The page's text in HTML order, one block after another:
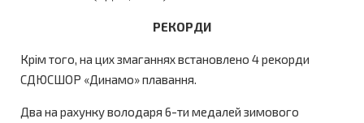
РЕКОРДИ
Крім того, на цих змаганнях встановлено 4 рекорди
СДЮСШОР «Динамо» плавання.
Два на рахунку володаря 6-ти медалей зимового